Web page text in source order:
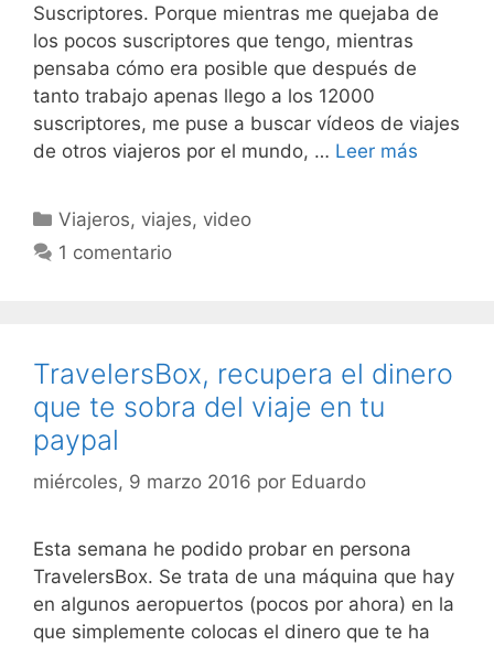
Suscriptores. Porque mientras me quejaba de
los pocos suscriptores que tengo, mientras
pensaba cómo era posible que después de
tanto trabajo apenas llego a los 12000
suscriptores, me puse a buscar vídeos de viajes
de otros viajeros por el mundo, … Leer más
Categorías
Viajeros, viajes, video
1 comentario
TravelersBox, recupera el dinero
que te sobra del viaje en tu
paypal
miércoles, 9 marzo 2016 por Eduardo
Esta semana he podido probar en persona
TravelersBox. Se trata de una máquina que hay
en algunos aeropuertos (pocos por ahora) en la
que simplemente colocas el dinero que te ha